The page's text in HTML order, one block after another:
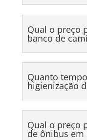
Qual o preço
banco de
Quanto
higienização
Qual o preço
de ônibus em